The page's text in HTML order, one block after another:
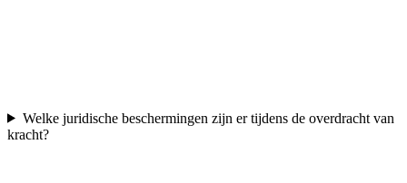
Welke juridische beschermingen zijn er tijdens de overdracht van
kracht?